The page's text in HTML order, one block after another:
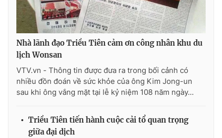
Theo dõi báo trên
Cơ quan chủ quản:Đài Truyền hình Việt Nam
Cơ quan báo chí:
Giấy phép hoạt động báo in và báo điện tử số 483/GP-BTTTT
cấp ngày 29/12/2023
Tổng Biên tập: Vũ Thanh Thủy
Nguyễn Trọng Ninh
Tổng đài VTV:024.38 355 931 - 024.38 355 932
Nhà lãnh đạo Triều Tiên cảm ơn công nhân khu du
lịch Wonsan
VTV.vn - Thông tin được đưa ra trong bối cảnh có
nhiều đồn đoán về sức khỏe của ông Kim Jong-un
sau khi ông vắng mặt tại lễ kỷ niệm 108 năm ngày...
Triều Tiên tiến hành cuộc cải tổ quan trọng
giữa đại dịch